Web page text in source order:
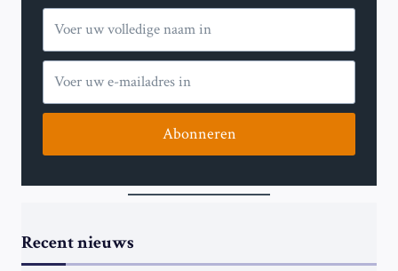
OP
RECORDAANTAL
REIZIGERS
Abonneren
Recent nieuws